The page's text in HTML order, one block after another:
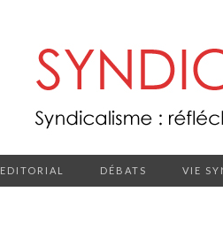
EDITORIAL DÉBATS VIE